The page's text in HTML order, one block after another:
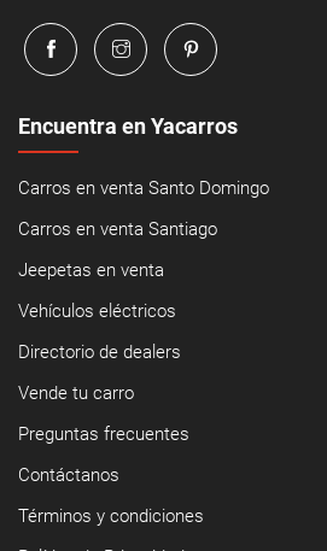
Encuentra en Yacarros
Carros en venta Santo Domingo
Carros en venta Santiago
Jeepetas en venta
Vehículos eléctricos
Directorio de dealers
Vende tu carro
Preguntas frecuentes
Contáctanos
Términos y condiciones